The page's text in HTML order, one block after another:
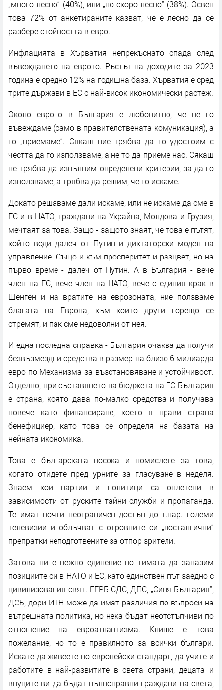
„много лесно“ (40%), или „по-скоро лесно“ (38%). Освен
това 72% от анкетираните казват, че е лесно да се
разбере стойността в евро.
Инфлацията в Хърватия непрекъснато спада след
въвеждането на еврото. Ръстът на доходите за 2023
година е средно 12% на годишна база. Хърватия е сред
трите държави в ЕС с най-висок икономически растеж.
Около еврото в България е любопитно, че не го
въвеждаме (само в правителствената комуникация), а
го „приемаме“. Сякаш ние трябва да го удостоим с
честта да го използваме, а не то да приеме нас. Сякаш
не трябва да изпълним определени критерии, за да го
използваме, а трябва да решим, че го искаме.
Докато решаваме дали искаме, или не искаме да сме в
ЕС и в НАТО, граждани на Украйна, Молдова и Грузия,
мечтаят за това. Защо - защото знаят, че това е пътят,
който води далеч от Путин и диктаторски модел на
управление. Също и към просперитет и разцвет, но на
първо време - далеч от Путин. А в България - вече
член на ЕС, вече член на НАТО, вече с единия крак в
Шенген и на вратите на еврозоната, ние ползваме
благата на Европа, към които други горещо се
стремят, и пак сме недоволни от нея.
И една последна справка - България очаква да получи
безвъзмездни средства в размер на близо 6 милиарда
евро по Механизма за възстановяване и устойчивост.
Отделно, при съставянето на бюджета на ЕС България
е страна, която дава по-малко средства и получава
повече като финансиране, което я прави страна
бенефициер, като това се определя на базата на
нейната икономика.
Това е българската посока и помислете за това,
когато отидете пред урните за гласуване в неделя.
Знаем кои партии и политици са оплетени в
зависимости от руските тайни служби и пропаганда.
Те имат почти неограничен достъп до т.нар. големи
телевизии и облъчват с отровните си „носталгични“
препратки неподготвените за отпор зрители.
Затова ни е нежно единение по тимата да запазим
позициите си в НАТО и ЕС, като единствен път заедно с
цивилизования свят. ГЕРБ-СДС, ДПС, „Синя България“,
ДСБ, дори ИТН може да имат различия по въпроси на
вътрешната политика, но нека бъдат неотстъпчиви по
отношение на евроатлантизма. Клише е това
пожелание, но то е правилното за всички българи.
Искате да живеете по европейски стандарт, да учите и
работите в най-развитите в света страни, децата и
внуците ви да бъдат пълноправни граждани на света,